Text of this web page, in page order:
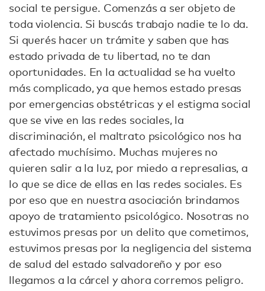
social te persigue. Comenzás a ser objeto de
toda violencia. Si buscás trabajo nadie te lo da.
Si querés hacer un trámite y saben que has
estado privada de tu libertad, no te dan
oportunidades. En la actualidad se ha vuelto
más complicado, ya que hemos estado presas
por emergencias obstétricas y el estigma social
que se vive en las redes sociales, la
discriminación, el maltrato psicológico nos ha
afectado muchísimo. Muchas mujeres no
quieren salir a la luz, por miedo a represalias, a
lo que se dice de ellas en las redes sociales. Es
por eso que en nuestra asociación brindamos
apoyo de tratamiento psicológico. Nosotras no
estuvimos presas por un delito que cometimos,
estuvimos presas por la negligencia del sistema
de salud del estado salvadoreño y por eso
llegamos a la cárcel y ahora corremos peligro.